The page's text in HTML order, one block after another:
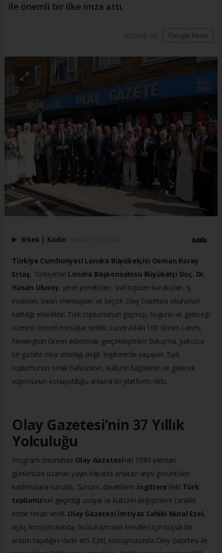
ile önemli bir ilke imza attı.
Erkek | Kadın
Türkiye Cumhuriyeti Londra Büyükelçisi Osman Koray
Ertaş, Türkiye’nin Londra Başkonsolosu Büyükelçi Doç. Dr.
Hasan Ulusoy, yerel yöneticiler, sivil toplum kuruluşları, iş
insanları, basın mensupları ve birçok Olay Gazetesi okurunun
katıldığı etkinlikte; Türk toplumunun geçmişi, bugünü ve geleceği
üzerine önemli mesajlar verildi. Londra’daki 100 Green Lanes,
Newington Green adresinde gerçekleştirilen buluşma, yalnızca
bir gazete okur etkinliği değil; İngiltere’de yaşayan Türk
toplumunun ortak hafızasının, kültürel bağlarının ve gelecek
vizyonunun konuşulduğu anlamlı bir platform oldu.
Olay Gazetesi’nin 37 Yıllık
Yolculuğu
Program öncesinde Olay Gazetesi’nin 1989 yılından
günümüze uzanan yayın hayatını anlatan arşiv görüntüleri
katılımcılara sunuldu. Sunum, davetlilere İngiltere’deki Türk
toplumunun geçirdiği sosyal ve kültürel değişimlere tanıklık
etme fırsatı verdi. Olay Gazetesi İmtiyaz Sahibi Nural Ezel,
açılış konuşmasında, bu buluşmanın kendileri için büyük bir
anlam taşıdığını ifade etti. Ezel, konuşmasında Olay Gazetesi ile